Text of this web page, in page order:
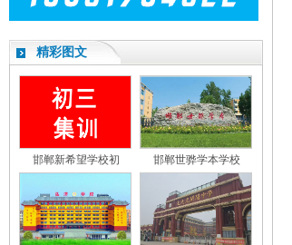
精彩图文
邯郸新希望学校初 邯郸世骅学本学校